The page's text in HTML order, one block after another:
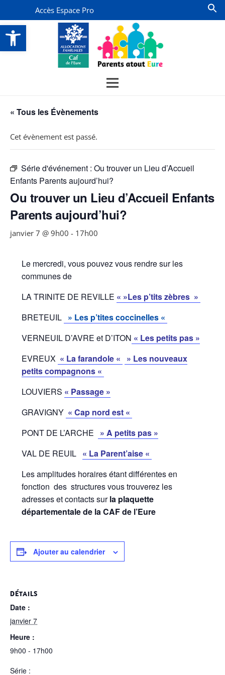
Ouvrir la barre d’outils
Accès Espace Pro
« Tous les Évènements
Cet évènement est passé.
Série d'événement : Ou trouver un Lieu d’Accueil
Enfants Parents aujourd’hui?
Ou trouver un Lieu d’Accueil Enfants
Parents aujourd’hui?
janvier 7 @ 9h00 - 17h00
Le mercredi, vous pouvez vous rendre sur les
communes de
LA TRINITE DE REVILLE « »Les p’tits zèbres »
BRETEUIL » Les p’tites coccinelles «
VERNEUIL D’AVRE et D’ITON « Les petits pas »
EVREUX « La farandole «
» Les nouveaux
petits compagnons «
LOUVIERS « Passage »
GRAVIGNY « Cap nord est «
PONT DE L’ARCHE
» A petits pas »
VAL DE REUIL « La Parent’aise «
Les amplitudes horaires étant différentes en
fonction des structures vous trouverez les
adresses et contacts surla plaquette
départementale de la CAF de l’Eure
Ajouter au calendrier
DÉTAILS
Date :
janvier 7
Heure :
9h00 - 17h00
Série :